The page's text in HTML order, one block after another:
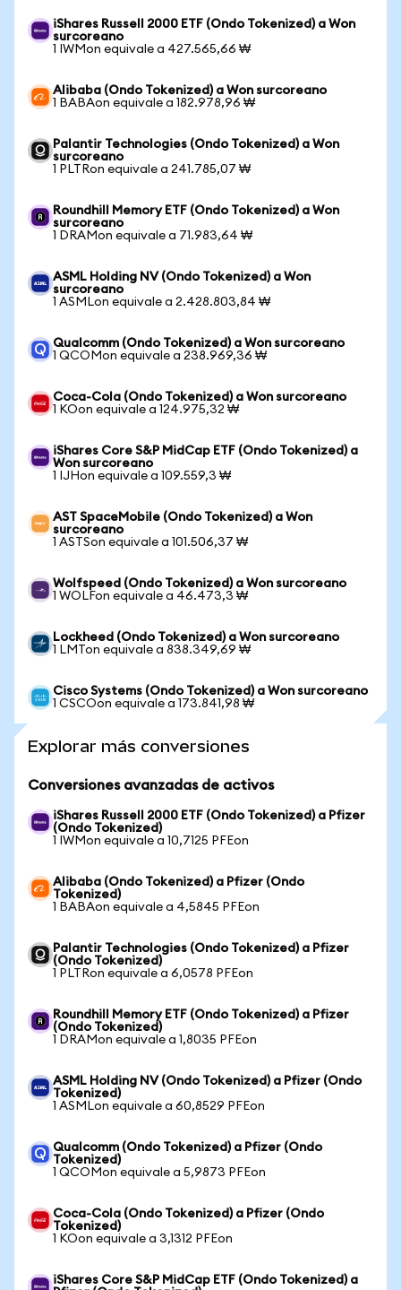
iShares Russell 2000 ETF (Ondo Tokenized) a Won
surcoreano
1 IWMon equivale a 427.565,66 ₩
Alibaba (Ondo Tokenized) a Won surcoreano
1 BABAon equivale a 182.978,96 ₩
Palantir Technologies (Ondo Tokenized) a Won
surcoreano
1 PLTRon equivale a 241.785,07 ₩
Roundhill Memory ETF (Ondo Tokenized) a Won
surcoreano
1 DRAMon equivale a 71.983,64 ₩
ASML Holding NV (Ondo Tokenized) a Won
surcoreano
1 ASMLon equivale a 2.428.803,84 ₩
Qualcomm (Ondo Tokenized) a Won surcoreano
1 QCOMon equivale a 238.969,36 ₩
Coca-Cola (Ondo Tokenized) a Won surcoreano
1 KOon equivale a 124.975,32 ₩
iShares Core S&P MidCap ETF (Ondo Tokenized) a
Won surcoreano
1 IJHon equivale a 109.559,3 ₩
AST SpaceMobile (Ondo Tokenized) a Won
surcoreano
1 ASTSon equivale a 101.506,37 ₩
Wolfspeed (Ondo Tokenized) a Won surcoreano
1 WOLFon equivale a 46.473,3 ₩
Lockheed (Ondo Tokenized) a Won surcoreano
1 LMTon equivale a 838.349,69 ₩
Cisco Systems (Ondo Tokenized) a Won surcoreano
1 CSCOon equivale a 173.841,98 ₩
Explorar más conversiones
Conversiones avanzadas de activos
iShares Russell 2000 ETF (Ondo Tokenized) a Pfizer
(Ondo Tokenized)
1 IWMon equivale a 10,7125 PFEon
Alibaba (Ondo Tokenized) a Pfizer (Ondo
Tokenized)
1 BABAon equivale a 4,5845 PFEon
Palantir Technologies (Ondo Tokenized) a Pfizer
(Ondo Tokenized)
1 PLTRon equivale a 6,0578 PFEon
Roundhill Memory ETF (Ondo Tokenized) a Pfizer
(Ondo Tokenized)
1 DRAMon equivale a 1,8035 PFEon
ASML Holding NV (Ondo Tokenized) a Pfizer (Ondo
Tokenized)
1 ASMLon equivale a 60,8529 PFEon
Qualcomm (Ondo Tokenized) a Pfizer (Ondo
Tokenized)
1 QCOMon equivale a 5,9873 PFEon
Coca-Cola (Ondo Tokenized) a Pfizer (Ondo
Tokenized)
1 KOon equivale a 3,1312 PFEon
iShares Core S&P MidCap ETF (Ondo Tokenized) a